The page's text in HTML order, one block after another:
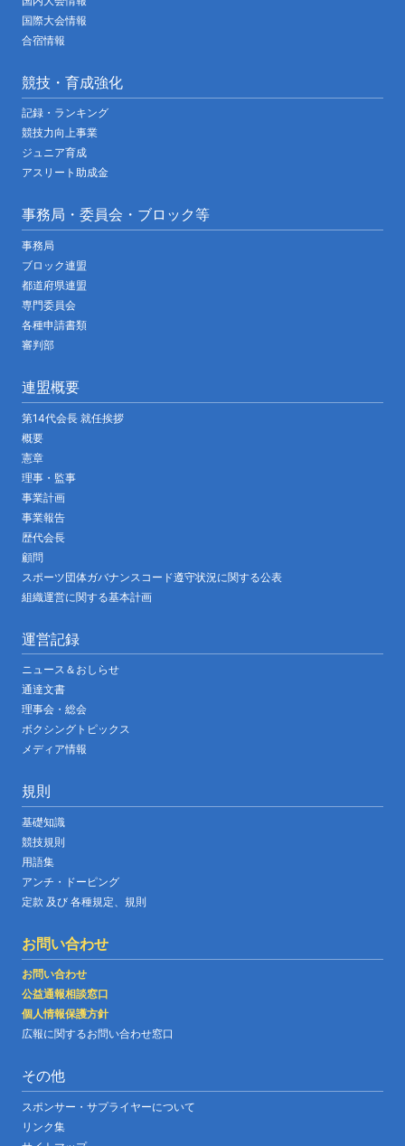
国際大会情報
合宿情報
競技・育成強化
記録・ランキング
競技力向上事業
ジュニア育成
アスリート助成金
事務局・委員会・ブロック等
事務局
ブロック連盟
都道府県連盟
専門委員会
各種申請書類
審判部
連盟概要
第14代会長 就任挨拶
概要
憲章
理事・監事
事業計画
事業報告
歴代会長
顧問
スポーツ団体ガバナンスコード遵守状況に関する公表
組織運営に関する基本計画
運営記録
ニュース＆おしらせ
通達文書
理事会・総会
ボクシングトピックス
メディア情報
規則
基礎知識
競技規則
用語集
アンチ・ドーピング
定款 及び 各種規定、規則
お問い合わせ
お問い合わせ
公益通報相談窓口
個人情報保護方針
広報に関するお問い合わせ窓口
その他
スポンサー・サプライヤーについて
リンク集